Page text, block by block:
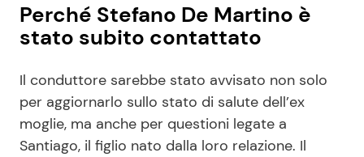
Perché Stefano De Martino è
stato subito contattato
Il conduttore sarebbe stato avvisato non solo
per aggiornarlo sullo stato di salute dell’ex
moglie, ma anche per questioni legate a
Santiago, il figlio nato dalla loro relazione. Il